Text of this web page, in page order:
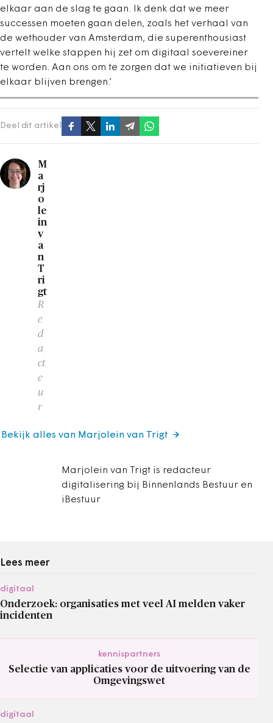
elkaar aan de slag te gaan. Ik denk dat we meer
successen moeten gaan delen, zoals het verhaal van
de wethouder van Amsterdam, die superenthousiast
vertelt welke stappen hij zet om digitaal soevereiner
te worden. Aan ons om te zorgen dat we initiatieven bij
elkaar blijven brengen.’
Deel dit artikel
M
a
rj
o
le
in
v
a
n
T
ri
gt
R
e
d
a
ct
e
u
r
Marjolein van Trigt is redacteur
digitalisering bij Binnenlands Bestuur en
iBestuur
Bekijk alles van Marjolein van Trigt
Lees meer
digitaal
Onderzoek: organisaties met veel AI melden vaker
incidenten
kennispartners
Selectie van applicaties voor de uitvoering van de
Omgevingswet
digitaal